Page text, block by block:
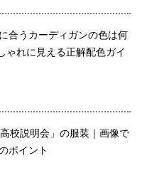
合うカーディガンの色は何
ゃれに見える正解配色ガイ
校説明会」の服装｜画像で
ポイント